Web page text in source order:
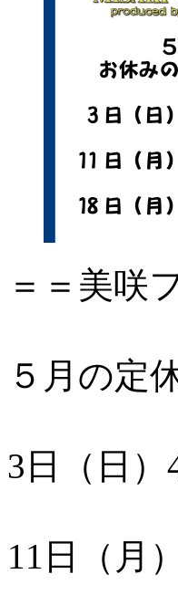
＝＝美咲
５月の定
3日（日）
11日（月